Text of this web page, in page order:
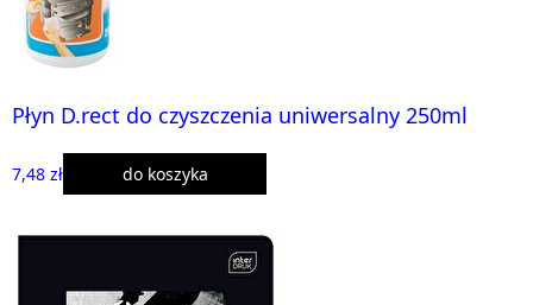
Płyn D.rect do czyszczenia uniwersalny 250ml
7,48 zł do koszyka